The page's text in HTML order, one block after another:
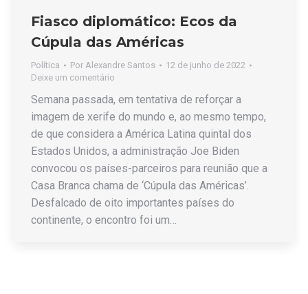
Fiasco diplomático: Ecos da
Cúpula das Américas
Política Por Alexandre Santos
12 de junho de 2022
Deixe um comentário
Semana passada, em tentativa de reforçar a
imagem de xerife do mundo e, ao mesmo tempo,
de que considera a América Latina quintal dos
Estados Unidos, a administração Joe Biden
convocou os países-parceiros para reunião que a
Casa Branca chama de ‘Cúpula das Américas’.
Desfalcado de oito importantes países do
continente, o encontro foi um…